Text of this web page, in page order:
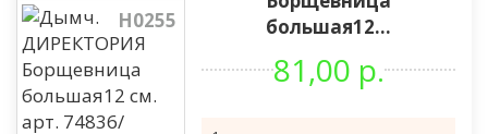
Н0255
большая12...
81,00 р.